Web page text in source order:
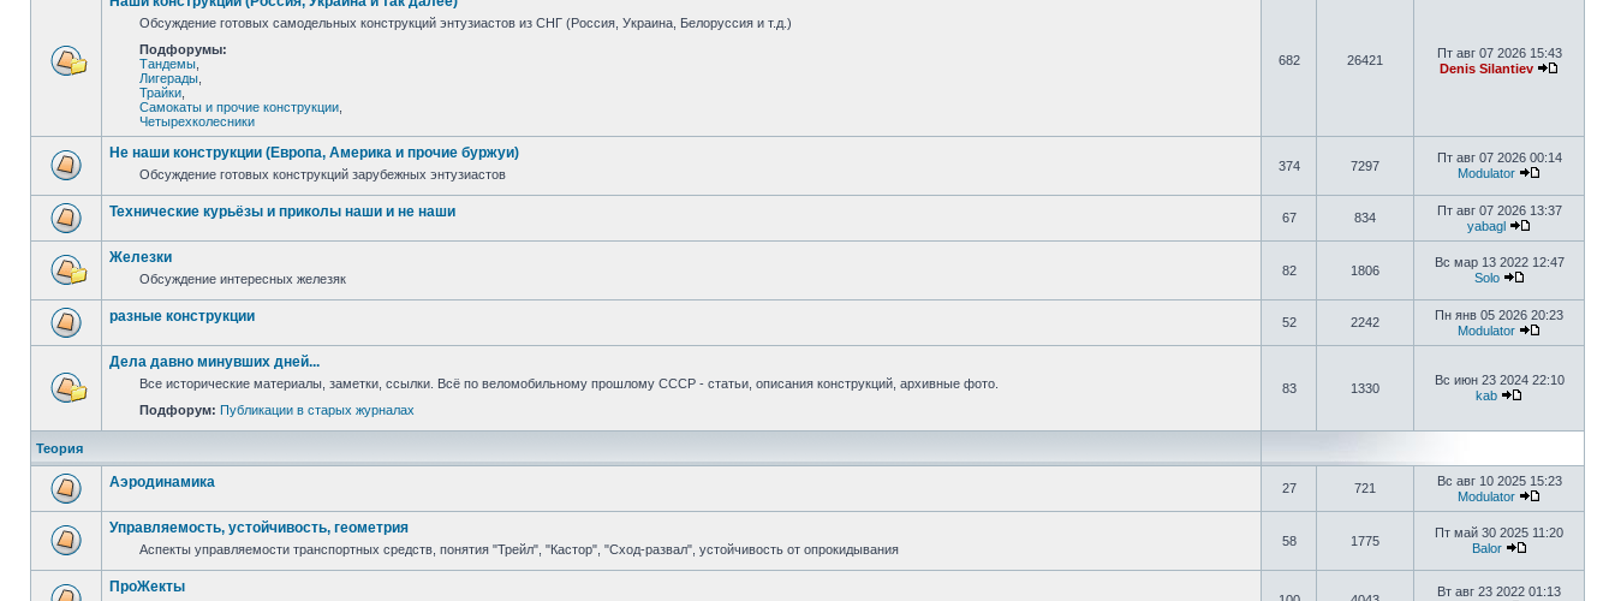
Обсуждение готовых самодельных конструкций энтузиастов из СНГ (Россия, Украина, Белоруссия и т.д.)
Подфорумы:
Тандемы
Лигерады
Трайки
Самокаты и прочие конструкции
Четырехколесники
682 26421
Пт авг 07 2026 15:43
Denis Silantiev
Не наши конструкции (Европа, Америка и прочие буржуи)
Обсуждение готовых конструкций зарубежных энтузиастов
374 7297
Пт авг 07 2026 00:14
Modulator
Технические курьёзы и приколы наши и не наши 67 834
Пт авг 07 2026 13:37
yabagl
Железки
Обсуждение интересных железяк
82 1806
Вс мар 13 2022 12:47
Solo
разные конструкции 52 2242
Пн янв 05 2026 20:23
Modulator
Дела давно минувших дней...
Все исторические материалы, заметки, ссылки. Всё по веломобильному прошлому СССР - статьи, описания конструкций, архивные фото.
Подфорум: Публикации в старых журналах
83 1330
Вс июн 23 2024 22:10
kab
Теория
Аэродинамика 27 721
Вс авг 10 2025 15:23
Modulator
Управляемость, устойчивость, геометрия
Аспекты управляемости транспортных средств, понятия "Трейл", "Кастор", "Сход-развал", устойчивость от опрокидывания
58 1775
Пт май 30 2025 11:20
Balor
ПроЖекты
Вт авг 23 2022 01:13